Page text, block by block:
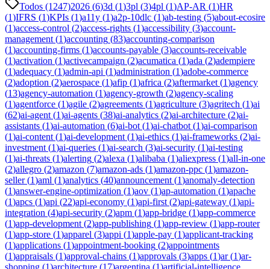
Todos (1247)2026 (6)3d (1)3pl (3)4pl (1)AP-AR (1)HR
(1)IFRS (1)KPIs (1)a11y (1)a2p-10dlc (1)ab-testing (5)about-ecosire
(1)access-control (2)access-rights (1)accessibility (3)account-
management (1)accounting (83)accounting-comparison
(1)accounting-firms (1)accounts-payable (3)accounts-receivable
(1)activation (1)activecampaign (2)acumatica (1)ada (2)adempiere
(1)adequacy (1)admin-api (1)administration (1)adobe-commerce
(2)adoption (2)aerospace (1)afip (1)africa (2)aftermarket (1)agency
(13)agency-automation (1)agency-growth (2)agency-scaling
(1)agentforce (1)agile (2)agreements (1)agriculture (3)agritech (1)ai
(62)ai-agent (1)ai-agents (38)ai-analytics (2)ai-architecture (2)ai-
assistants (1)ai-automation (6)ai-bot (1)ai-chatbot (1)ai-comparison
(1)ai-content (1)ai-development (1)ai-ethics (1)ai-frameworks (2)ai-
investment (1)ai-queries (1)ai-search (3)ai-security (1)ai-testing
(1)ai-threats (1)alerting (2)alexa (1)alibaba (1)aliexpress (1)all-in-one
(2)allegro (2)amazon (7)amazon-ads (1)amazon-ppc (1)amazon-
seller(1)aml (1)analytics (40)announcement (1)anomaly-detection
(1)answer-engine-optimization (1)aov (1)ap-automation (1)apache
(1)apcs (1)api (22)api-economy (1)api-first (2)api-gateway (1)api-
integration (4)api-security (2)apm (1)app-bridge (1)app-commerce
(1)app-development (2)app-publishing (1)app-review (1)app-router
(1)app-store (1)apparel (3)appi (1)apple-pay (1)applicant-tracking
(1)applications (1)appointment-booking (2)appointments
(1)appraisals (1)approval-chains (1)approvals (3)apps (1)ar(1)ar-
shopping (1)architecture (17)argentina (1)artificial-intelligence